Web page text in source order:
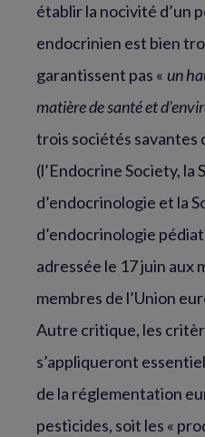
établir la nocivité d’un
endocrinien est bien
garantissent pas « un
matière de santé et
trois sociétés savantes
(l’Endocrine Society,
d’endocrinologie et la
d’endocrinologie
adressée le 17 juin aux
membres de l’Union
Autre critique, les
s’appliqueront
de la réglementation
pesticides, soit les «